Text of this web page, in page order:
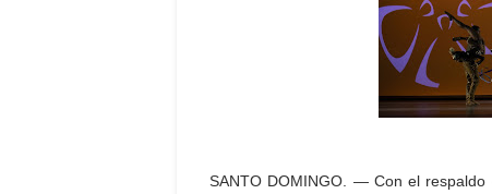
SANTO DOMINGO. — Con el